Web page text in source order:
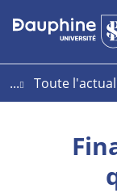
Aller
au
Aller
au
Plan
du
...
Toute